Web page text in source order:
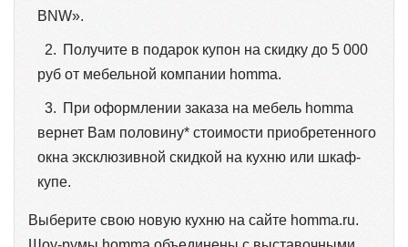
BNW».
Получите в подарок купон на скидку до 5 000
руб от мебельной компании homma.
При оформлении заказа на мебель homma
вернет Вам половину* стоимости приобретенного
окна эксклюзивной скидкой на кухню или шкаф-
купе.
Выберите свою новую кухню на сайте homma.ru.